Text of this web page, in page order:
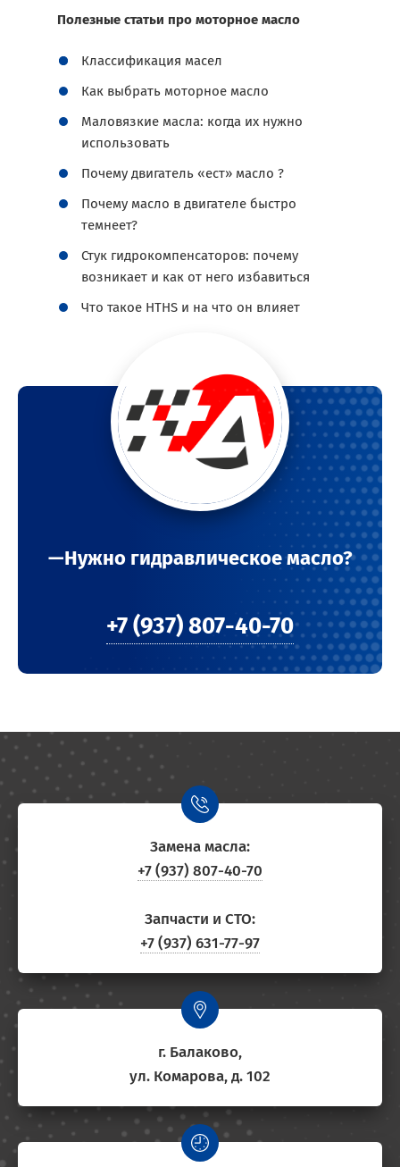
Полезные статьи про моторное масло
Классификация масел
Как выбрать моторное масло
Маловязкие масла: когда их нужно
использовать
Почему двигатель «ест» масло ?
Почему масло в двигателе быстро
темнеет?
Стук гидрокомпенсаторов: почему
возникает и как от него избавиться
Что такое HTHS и на что он влияет
—Нужно гидравлическое масло?
+7 (937) 807-40-70
Замена масла:
+7 (937) 807-40-70
Запчасти и СТО:
+7 (937) 631-77-97
г. Балаково,
ул. Комарова, д. 102